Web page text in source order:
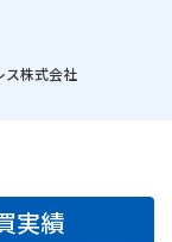
ス株式会社
実績